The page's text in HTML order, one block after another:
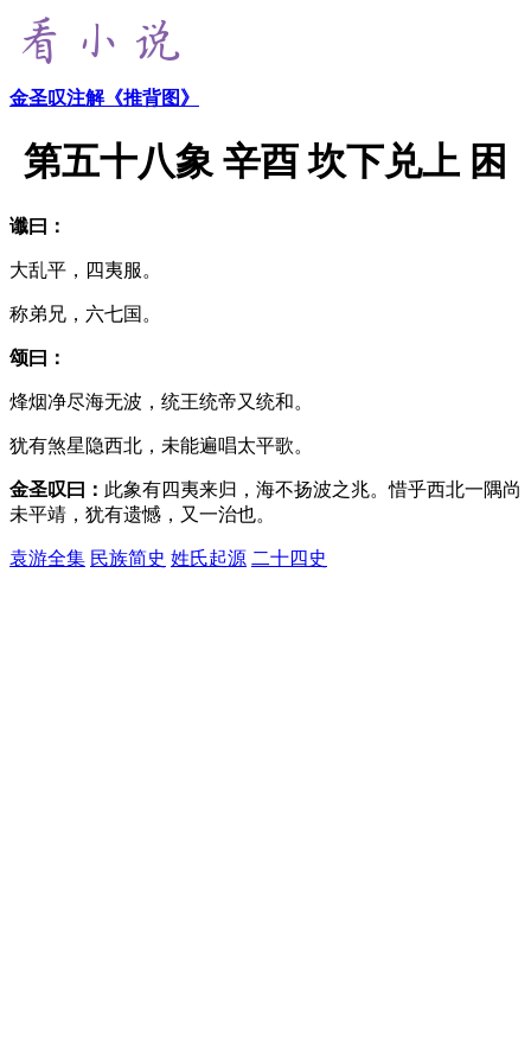
金圣叹注解《推背图》
第五十八象 辛酉 坎下兑上 困
谶曰：
大乱平，四夷服。
称弟兄，六七国。
颂曰：
烽烟净尽海无波，统王统帝又统和。
犹有煞星隐西北，未能遍唱太平歌。
金圣叹曰： 此象有四夷来归，海不扬波之兆。惜乎西北一隅尚
未平靖，犹有遗憾，又一治也。
袁游全集 民族简史 姓氏起源 二十四史